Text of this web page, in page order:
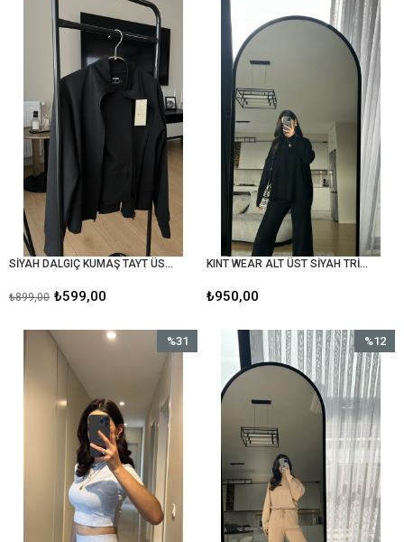
SİYAH DALGIÇ KUMAŞ TAYT ÜST TAKIM
₺599,00
₺899,00
%33İndirim
KINT WEAR ALT ÜST SİYAH TRİKO TAKIM
₺950,00
%31
%12
İndirim